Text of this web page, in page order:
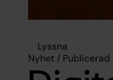
Lyssna
Nyhet / Publicerad